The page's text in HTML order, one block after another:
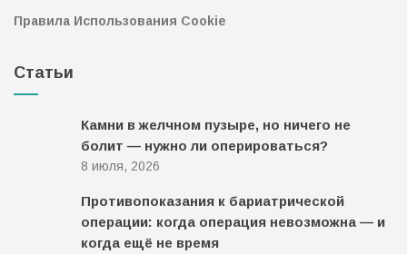
Правила Использования Cookie
Статьи
Камни в желчном пузыре, но ничего не
болит — нужно ли оперироваться?
8 июля, 2026
Противопоказания к бариатрической
операции: когда операция невозможна — и
когда ещё не время